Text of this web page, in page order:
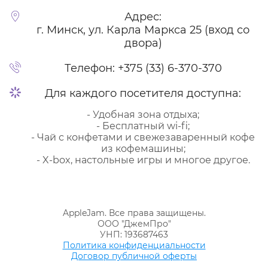
Адрес:
г. Минск, ул. Карла Маркса 25 (вход со
двора)
Телефон: +375 (33) 6-370-370
Для каждого посетителя доступна:
- Удобная зона отдыха;
- Бесплатный wi-fi;
- Чай с конфетами и свежезаваренный кофе
из кофемашины;
- X-box, настольные игры и многое другое.
AppleJam. Все права защищены.
ООО "ДжемПро"
УНП: 193687463
Политика конфиденциальности
Договор публичной оферты